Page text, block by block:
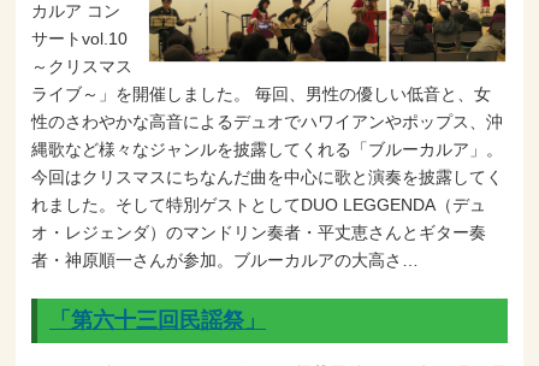
カルア コン
サートvol.10
～クリスマス
ライブ～」を開催しました。 毎回、男性の優しい低音と、女
性のさわやかな高音によるデュオでハワイアンやポップス、沖
縄歌など様々なジャンルを披露してくれる「ブルーカルア」。
今回はクリスマスにちなんだ曲を中心に歌と演奏を披露してく
れました。そして特別ゲストとしてDUO LEGGENDA（デュ
オ・レジェンダ）のマンドリン奏者・平丈恵さんとギター奏
者・神原順一さんが参加。ブルーカルアの大高さ…
「第六十三回民謡祭」